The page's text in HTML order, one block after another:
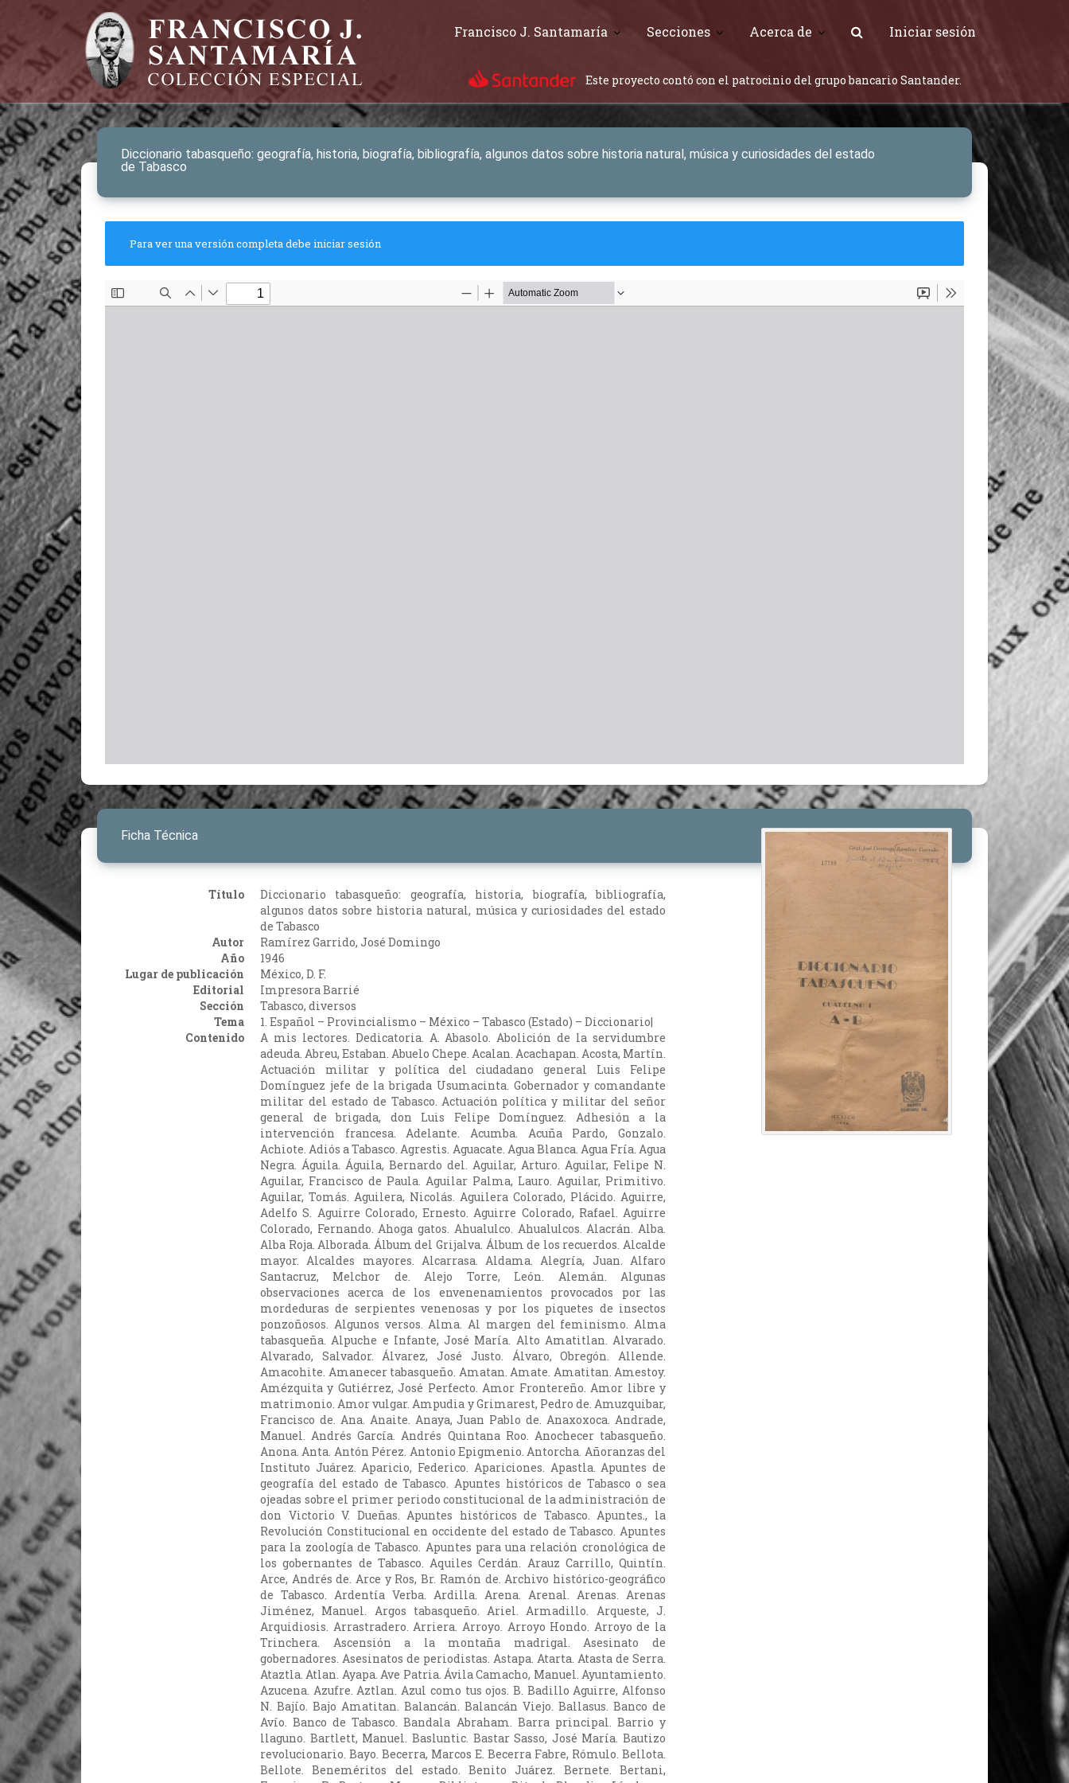
Francisco J. Santamaría Secciones Acerca de Iniciar sesión
Este proyecto contó con el patrocinio del grupo bancario Santander.
Diccionario tabasqueño: geografía, historia, biografía, bibliografía, algunos datos sobre historia natural, música y curiosidades del estado
de Tabasco
Para ver una versión completa debe iniciar sesión
Ficha Técnica
Título
Diccionario tabasqueño: geografía, historia, biografía, bibliografía,
algunos datos sobre historia natural, música y curiosidades del estado
de Tabasco
Autor
Ramírez Garrido, José Domingo
Año
1946
Lugar de publicación
México, D. F.
Editorial
Impresora Barrié
Sección
Tabasco, diversos
Tema
1. Español – Provincialismo – México – Tabasco (Estado) – Diccionario|
Contenido
A mis lectores. Dedicatoria. A. Abasolo. Abolición de la servidumbre
adeuda. Abreu, Estaban. Abuelo Chepe. Acalan. Acachapan. Acosta, Martín.
Actuación militar y política del ciudadano general Luis Felipe
Domínguez jefe de la brigada Usumacinta. Gobernador y comandante
militar del estado de Tabasco. Actuación política y militar del señor
general de brigada, don Luis Felipe Domínguez. Adhesión a la
intervención francesa. Adelante. Acumba. Acuña Pardo, Gonzalo.
Achiote. Adiós a Tabasco. Agrestis. Aguacate. Agua Blanca. Agua Fría. Agua
Negra. Águila. Águila, Bernardo del. Aguilar, Arturo. Aguilar, Felipe N.
Aguilar, Francisco de Paula. Aguilar Palma, Lauro. Aguilar, Primitivo.
Aguilar, Tomás. Aguilera, Nicolás. Aguilera Colorado, Plácido. Aguirre,
Adelfo S. Aguirre Colorado, Ernesto. Aguirre Colorado, Rafael. Aguirre
Colorado, Fernando. Ahoga gatos. Ahualulco. Ahualulcos. Alacrán. Alba.
Alba Roja. Alborada. Álbum del Grijalva. Álbum de los recuerdos. Alcalde
mayor. Alcaldes mayores. Alcarrasa. Aldama. Alegría, Juan. Alfaro
Santacruz, Melchor de. Alejo Torre, León. Alemán. Algunas
observaciones acerca de los envenenamientos provocados por las
mordeduras de serpientes venenosas y por los piquetes de insectos
ponzoñosos. Algunos versos. Alma. Al margen del feminismo. Alma
tabasqueña. Alpuche e Infante, José María. Alto Amatitlan. Alvarado.
Alvarado, Salvador. Álvarez, José Justo. Álvaro, Obregón. Allende.
Amacohite. Amanecer tabasqueño. Amatan. Amate. Amatitan. Amestoy.
Amézquita y Gutiérrez, José Perfecto. Amor Frontereño. Amor libre y
matrimonio. Amor vulgar. Ampudia y Grimarest, Pedro de. Amuzquibar,
Francisco de. Ana. Anaite. Anaya, Juan Pablo de. Anaxoxoca. Andrade,
Manuel. Andrés García. Andrés Quintana Roo. Anochecer tabasqueño.
Anona. Anta. Antón Pérez. Antonio Epigmenio. Antorcha. Añoranzas del
Instituto Juárez. Aparicio, Federico. Apariciones. Apastla. Apuntes de
geografía del estado de Tabasco. Apuntes históricos de Tabasco o sea
ojeadas sobre el primer periodo constitucional de la administración de
don Victorio V. Dueñas. Apuntes históricos de Tabasco. Apuntes., la
Revolución Constitucional en occidente del estado de Tabasco. Apuntes
para la zoología de Tabasco. Apuntes para una relación cronológica de
los gobernantes de Tabasco. Aquiles Cerdán. Arauz Carrillo, Quintín.
Arce, Andrés de. Arce y Ros, Br. Ramón de. Archivo histórico-geográfico
de Tabasco. Ardentía Verba. Ardilla. Arena. Arenal. Arenas. Arenas
Jiménez, Manuel. Argos tabasqueño. Ariel. Armadillo. Arqueste, J.
Arquidiosis. Arrastradero. Arriera. Arroyo. Arroyo Hondo. Arroyo de la
Trinchera. Ascensión a la montaña madrigal. Asesinato de
gobernadores. Asesinatos de periodistas. Astapa. Atarta. Atasta de Serra.
Ataztla. Atlan. Ayapa. Ave Patria. Ávila Camacho, Manuel. Ayuntamiento.
Azucena. Azufre. Aztlan. Azul como tus ojos. B. Badillo Aguirre, Alfonso
N. Bajío. Bajo Amatitan. Balancán. Balancán Viejo. Ballasus. Banco de
Avío. Banco de Tabasco. Bandala Abraham. Barra principal. Barrio y
llaguno. Bartlett, Manuel. Basluntic. Bastar Sasso, José María. Bautizo
revolucionario. Bayo. Becerra, Marcos E. Becerra Fabre, Rómulo. Bellota.
Bellote. Beneméritos del estado. Benito Juárez. Bernete. Bertani,